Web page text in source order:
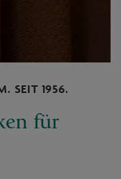
SEIT 1956.
für